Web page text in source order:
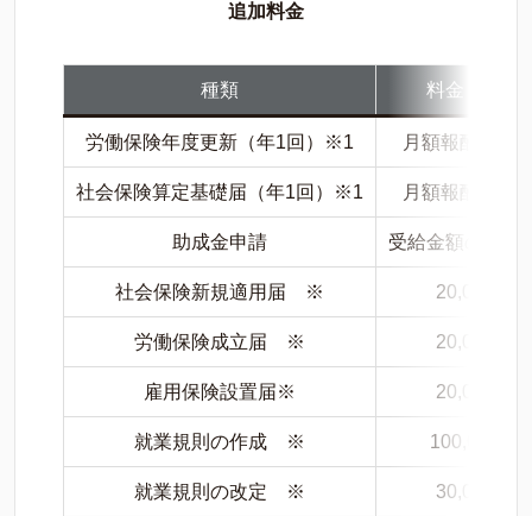
追加料金
種類 料金（税込
労働保険年度更新（年1回）※1 月額報酬の1か
社会保険算定基礎届（年1回）※1 月額報酬の1か
助成金申請 受給金額の10%
社会保険新規適用届 ※ 20,000円～
労働保険成立届 ※ 20,000円～
雇用保険設置届※ 20,000円～
就業規則の作成 ※ 100,000円
就業規則の改定 ※ 30,000円～